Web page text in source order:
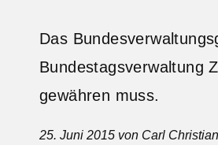
Das
Bundestagsverwaltung
gewähren muss.
25. Juni 2015 von Carl